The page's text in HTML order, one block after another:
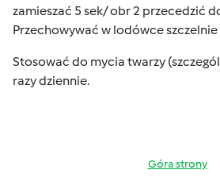
zamieszać 5 sek/ obr 2 przecedzić
Przechowywać w lodówce
Stosować do mycia twarzy
razy dziennie.
Góra strony